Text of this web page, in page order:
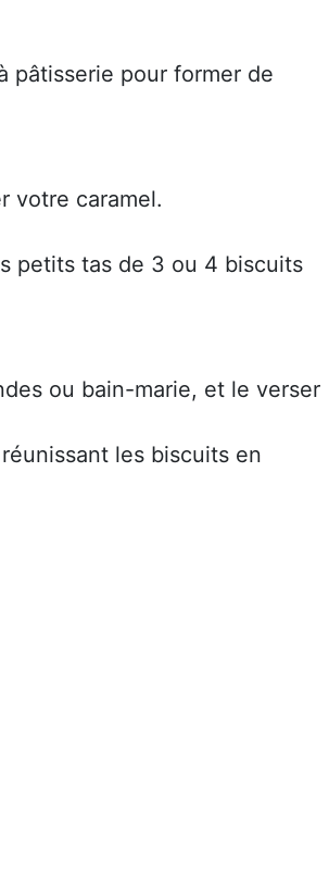
pâtisserie pour former de
votre caramel.
petits tas de 3 ou 4 biscuits
ou bain-marie, et le verser
les biscuits en